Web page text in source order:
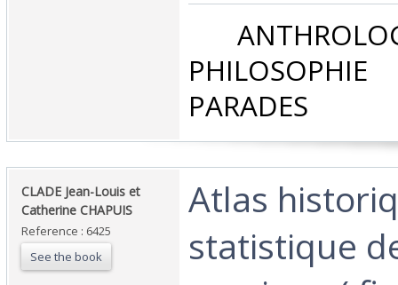
PHILOSOPHIE
PARADES‎
‎CLADE Jean-Louis et
Catherine CHAPUIS‎
Reference : 6425
See the book
‎Atlas
statistique